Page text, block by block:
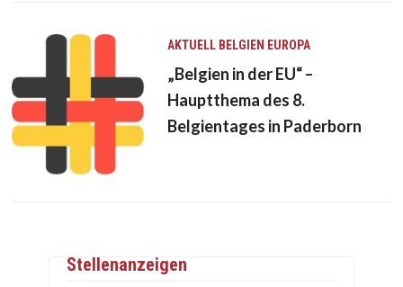
AKTUELL BELGIEN EUROPA
„Belgien in der EU“ –
Hauptthema des 8.
Belgientages in Paderborn
Stellenanzeigen